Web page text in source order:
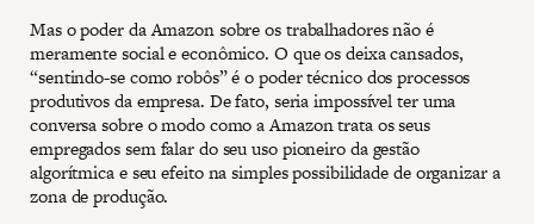
Mas o poder da Amazon sobre os trabalhadores não é
meramente social e econômico. O que os deixa cansados,
“sentindo-se como robôs” é o poder técnico dos processos
produtivos da empresa. De fato, seria impossível ter uma
conversa sobre o modo como a Amazon trata os seus
empregados sem falar do seu uso pioneiro da gestão
algorítmica e seu efeito na simples possibilidade de organizar a
zona de produção.